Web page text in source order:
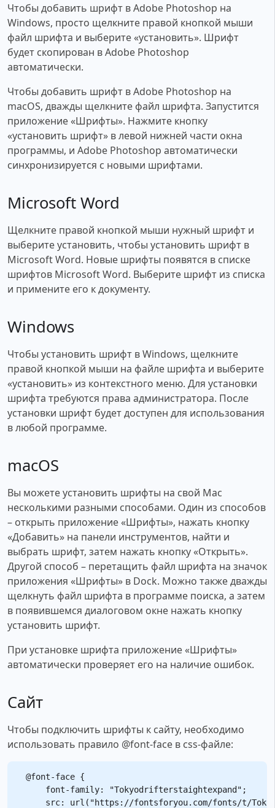
Чтобы добавить шрифт в Adobe Photoshop на
Windows, просто щелкните правой кнопкой мыши
файл шрифта и выберите «установить». Шрифт
будет скопирован в Adobe Photoshop
автоматически.
Чтобы добавить шрифт в Adobe Photoshop на
macOS, дважды щелкните файл шрифта. Запустится
приложение «Шрифты». Нажмите кнопку
«установить шрифт» в левой нижней части окна
программы, и Adobe Photoshop автоматически
синхронизируется с новыми шрифтами.
Microsoft Word
Щелкните правой кнопкой мыши нужный шрифт и
выберите установить, чтобы установить шрифт в
Microsoft Word. Новые шрифты появятся в списке
шрифтов Microsoft Word. Выберите шрифт из списка
и примените его к документу.
Windows
Чтобы установить шрифт в Windows, щелкните
правой кнопкой мыши на файле шрифта и выберите
«установить» из контекстного меню. Для установки
шрифта требуются права администратора. После
установки шрифт будет доступен для использования
в любой программе.
macOS
Вы можете установить шрифты на свой Mac
несколькими разными способами. Один из способов
– открыть приложение «Шрифты», нажать кнопку
«Добавить» на панели инструментов, найти и
выбрать шрифт, затем нажать кнопку «Открыть».
Другой способ – перетащить файл шрифта на значок
приложения «Шрифты» в Dock. Можно также дважды
щелкнуть файл шрифта в программе поиска, а затем
в появившемся диалоговом окне нажать кнопку
установить шрифт.
При установке шрифта приложение «Шрифты»
автоматически проверяет его на наличие ошибок.
Сайт
Чтобы подключить шрифты к сайту, необходимо
использовать правило @font-face в css-файле:
@font-face {
    font-family: "Tokyodrifterstaightexpand";
src: url("https://fontsforyou.com/fonts/t/